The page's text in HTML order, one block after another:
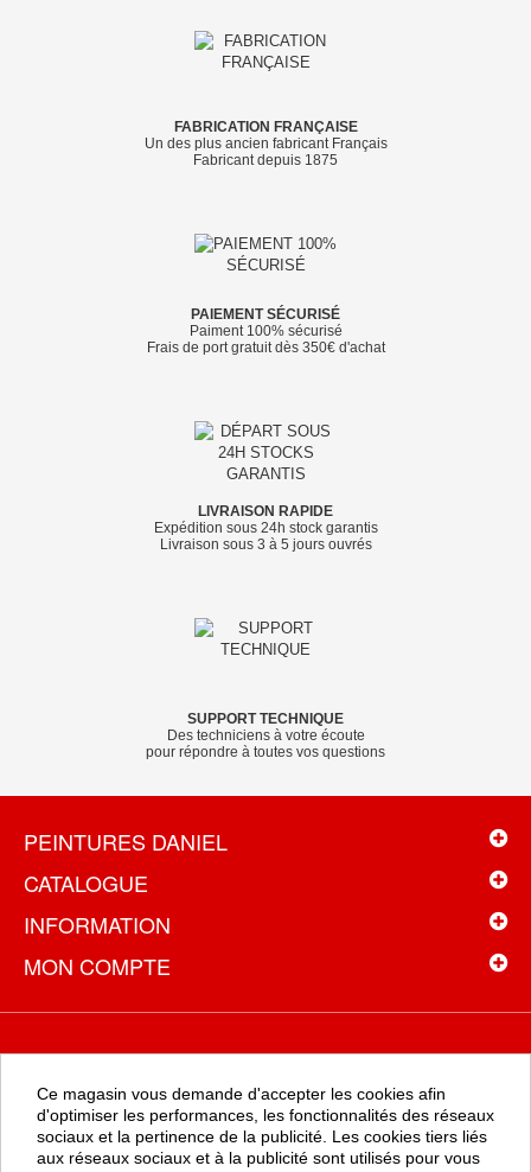
FABRICATION FRANÇAISE
Un des plus ancien fabricant Français
Fabricant depuis 1875
PAIEMENT SÉCURISÉ
Paiment 100% sécurisé
Frais de port gratuit dès 350€ d'achat
LIVRAISON RAPIDE
Expédition sous 24h stock garantis
Livraison sous 3 à 5 jours ouvrés
SUPPORT TECHNIQUE
Des techniciens à votre écoute
pour répondre à toutes vos questions
PEINTURES DANIEL
CATALOGUE
INFORMATION
MON COMPTE
Recevez toutes les promotions en exclusivité en vous inscrivant à
la newsletter
Ce magasin vous demande d'accepter les cookies afin
d'optimiser les performances, les fonctionnalités des réseaux
sociaux et la pertinence de la publicité. Les cookies tiers liés
aux réseaux sociaux et à la publicité sont utilisés pour vous